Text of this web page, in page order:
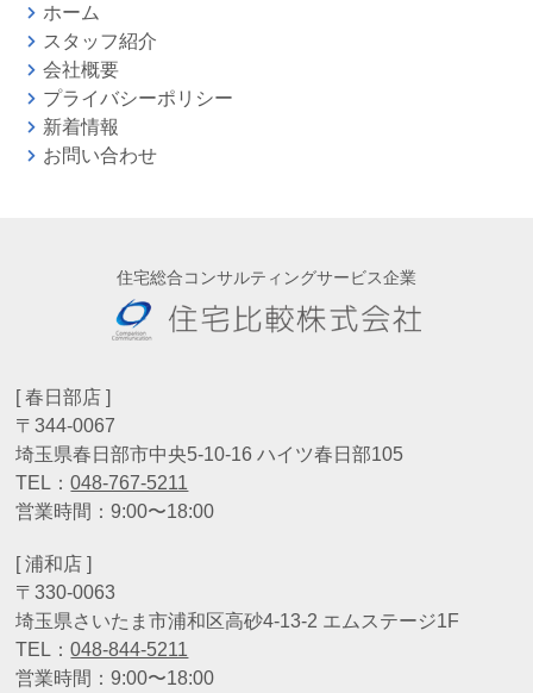
ホーム
スタッフ紹介
会社概要
プライバシーポリシー
新着情報
お問い合わせ
住宅総合コンサルティングサービス企業
[ 春日部店 ]
〒344-0067
埼玉県春日部市中央5-10-16 ハイツ春日部105
TEL：048-767-5211
営業時間：9:00〜18:00
[ 浦和店 ]
〒330-0063
埼玉県さいたま市浦和区高砂4-13-2 エムステージ1F
TEL：048-844-5211
営業時間：9:00〜18:00